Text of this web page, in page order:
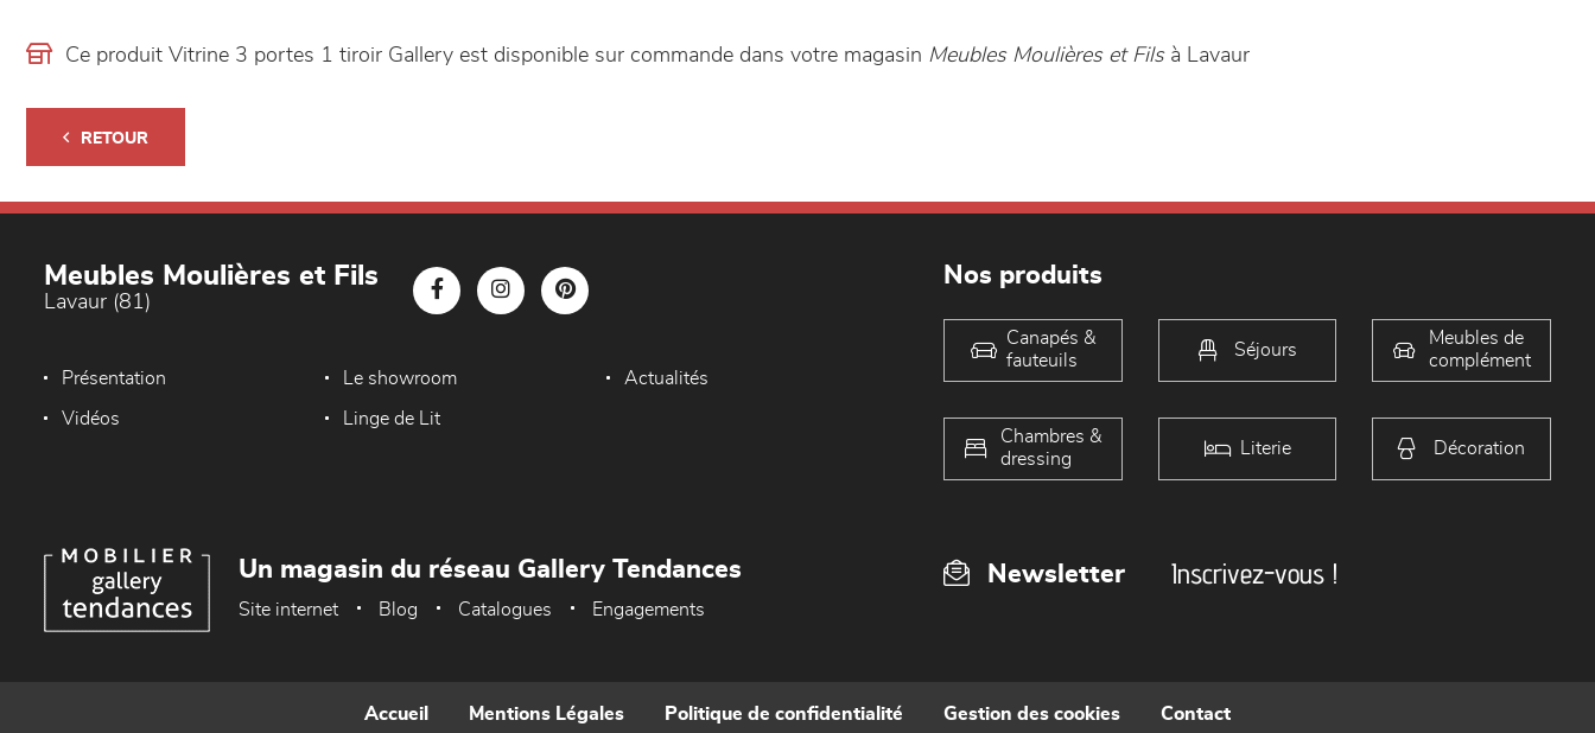
Ce produit Vitrine 3 portes 1 tiroir Gallery est disponible sur commande dans votre magasin Meubles Moulières et Filsà Lavaur
RETOUR
Meubles Moulières et Fils
Lavaur (81)
Présentation Le showroom Actualités
Vidéos Linge de Lit
Nos produits
Canapés &
fauteuils
Séjours
Meubles de
complément
Chambres &
dressing
Literie Décoration
Newsletter Inscrivez-vous !
Un magasin du réseau Gallery Tendances
Site internet Blog Catalogues Engagements
Accueil Mentions Légales Politique de confidentialité Gestion des cookies Contact